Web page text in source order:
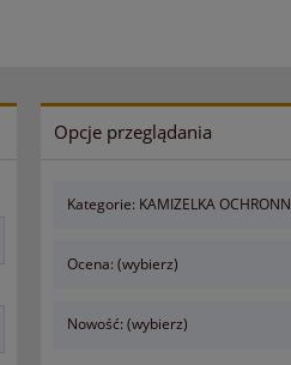
Opcje przeglądania
Kategorie: KAMIZELKA
Ocena: (wybierz)
Nowość: (wybierz)